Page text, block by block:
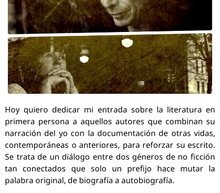
Hoy quiero dedicar mi entrada sobre la literatura en
primera persona a aquellos autores que combinan su
narración del yo con la documentación de otras vidas,
contemporáneas o anteriores, para reforzar su escrito.
Se trata de un diálogo entre dos géneros de no ficción
tan conectados que solo un prefijo hace mutar la
palabra original, de biografía a autobiografía.